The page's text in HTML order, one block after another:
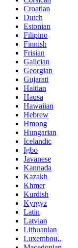
Croatian
Dutch
Estonian
Filipino
Finnish
Frisian
Galician
Georgian
Gujarati
Haitian
Hausa
Hawaiian
Hebrew
Hmong
Hungarian
Icelandic
Igbo
Javanese
Kannada
Kazakh
Khmer
Kurdish
Kyrgyz
Latin
Latvian
Lithuanian
Luxembou..